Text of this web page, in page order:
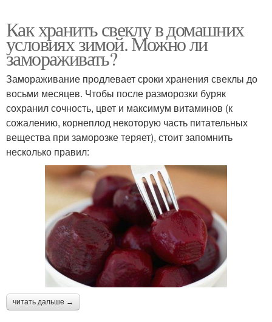
Как хранить свеклу в домашних
условиях зимой. Можно ли
замораживать?
Замораживание продлевает сроки хранения свеклы до
восьми месяцев. Чтобы после разморозки буряк
сохранил сочность, цвет и максимум витаминов (к
сожалению, корнеплод некоторую часть питательных
вещества при заморозке теряет), стоит запомнить
несколько правил:
читать дальше →